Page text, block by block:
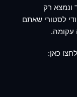
ונמצא רק
לסטורי שאתם
עקומה.
כאן: